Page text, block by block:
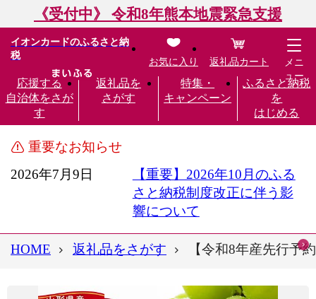
《受付中》 令和8年熊本地震緊急支援
イオンカードのふるさと納
税
応援する
自治体をさが
す
返礼品を
さがす
特集・
キャンペーン
ふるさと納税
を
はじめる
お気に入り 返礼品カート
メニ
ュー
重要なお知らせ
2026年7月9日
【重要】2026年10月のふる
さと納税制度改正に伴う影
響について
HOME 返礼品をさがす 【令和8年産先行予